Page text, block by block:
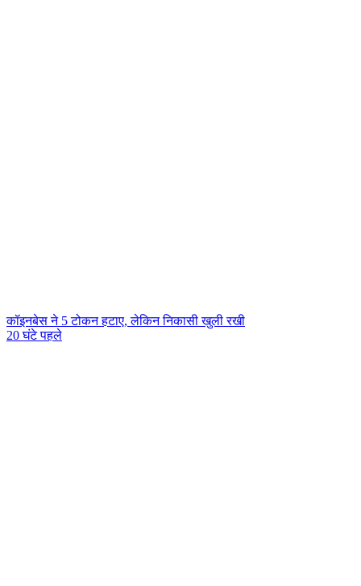
कॉइनबेस ने 5 टोकन हटाए, लेकिन निकासी खुली रखी
20 घंटे पहले